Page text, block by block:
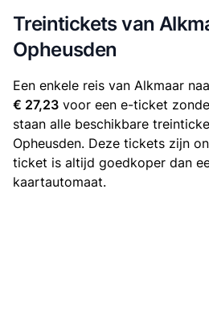
Treintickets van
Opheusden
Een enkele reis van Alkmaar
€ 27,23 voor een e-ticket
staan alle beschikbare
Opheusden. Deze tickets zijn
ticket is altijd goedkoper dan
kaartautomaat.